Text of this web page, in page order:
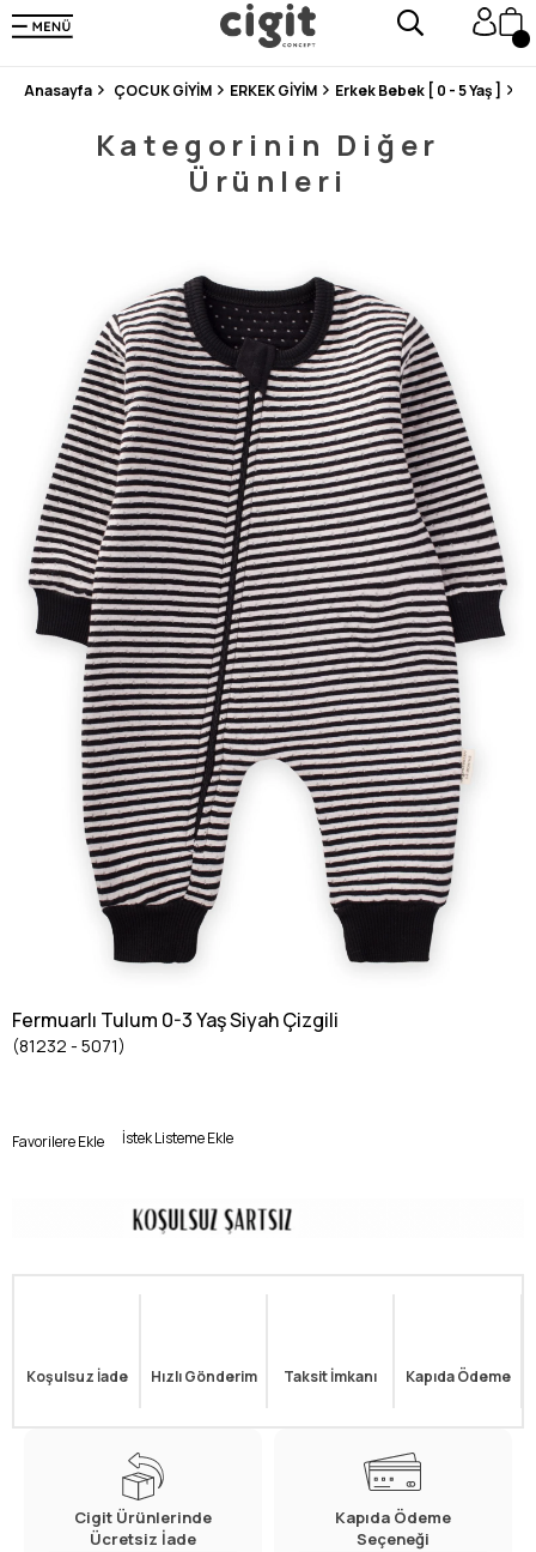
250.000'DEN FAZLA DEĞERLENDİRMEDE 5 ÜZERİNDEN 4.8 PUAN ALDI ⭐⭐⭐⭐⭐
3 MİLYONDAN FAZLA MUTLU MÜŞTERİ ❤️ 10 MİLYON ÜRÜN
Anasayfa ÇOCUK GİYİM ERKEK GİYİM Erkek Bebek [ 0 - 5 Yaş ]
Kategorinin Diğer
Ürünleri
Fermuarlı Tulum 0-3 Yaş Siyah Çizgili
(81232 - 5071)
Favorilere Ekle İstek Listeme Ekle
Koşulsuz İade Hızlı Gönderim Taksit İmkanı Kapıda Ödeme
Cigit Ürünlerinde
Ücretsiz İade
Kapıda Ödeme
Seçeneği